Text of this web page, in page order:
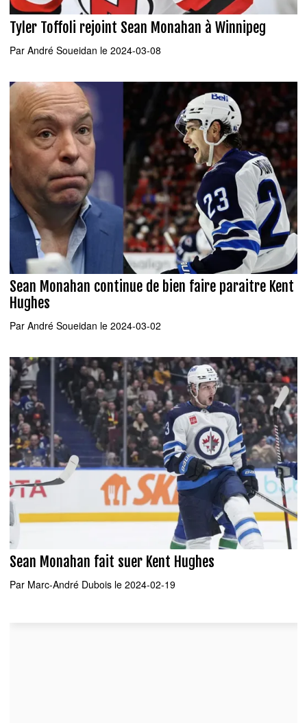
Tyler Toffoli rejoint Sean Monahan à Winnipeg
Par André Soueidan le 2024-03-08
Sean Monahan continue de bien faire paraitre Kent
Hughes
Par André Soueidan le 2024-03-02
Sean Monahan fait suer Kent Hughes
Par Marc-André Dubois le 2024-02-19